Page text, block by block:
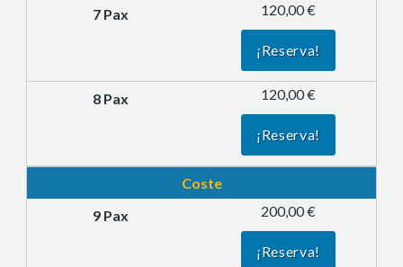
120,00 €
¡Reserva!
120,00 €
¡Reserva!
Coste
200,00 €
¡Reserva!